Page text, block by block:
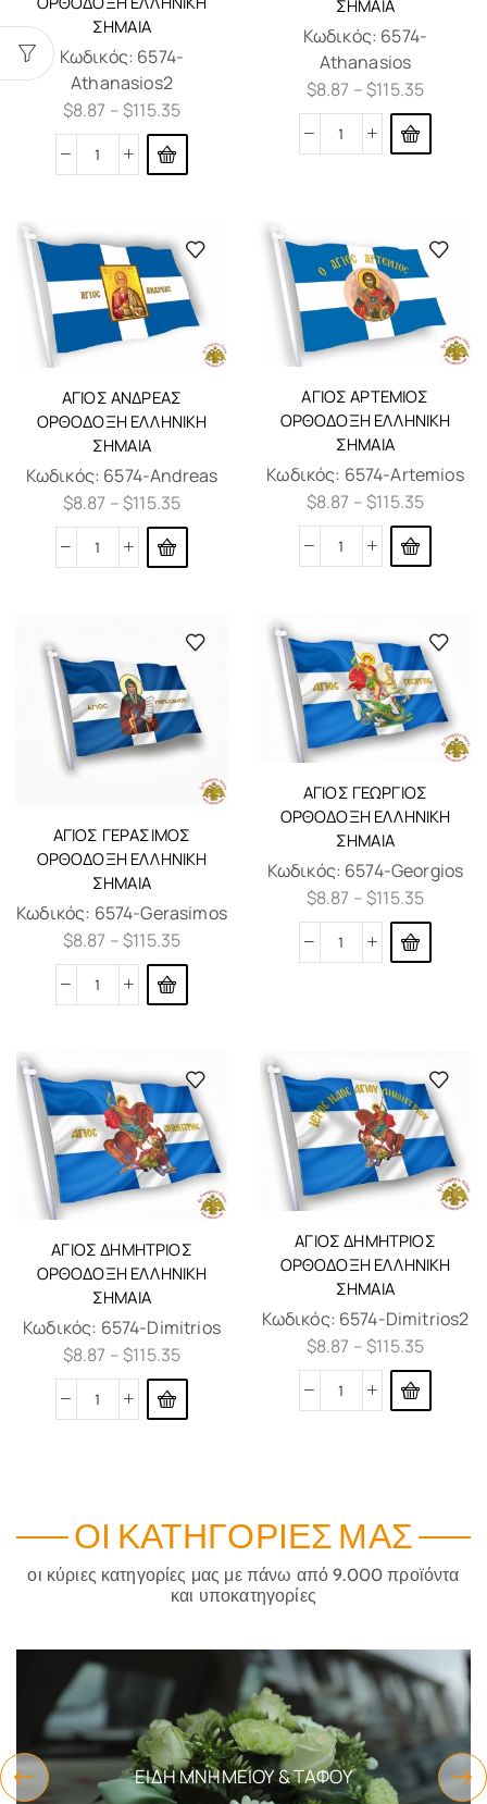
ΣΗΜΑΊΑ
Κωδικός: 6574-
Athanasios2
$8.87 –$115.35
ΣΗΜΑΊΑ
Κωδικός: 6574-
Athanasios
$8.87 –$115.35
ΆΓΙΟΣ ΑΝΔΡΈΑΣ
ΟΡΘΌΔΟΞΗ ΕΛΛΗΝΙΚΗ
ΣΗΜΑΊΑ
Κωδικός: 6574-Andreas
$8.87 –$115.35
ΆΓΙΟΣ ΑΡΤΈΜΙΟΣ
ΟΡΘΌΔΟΞΗ ΕΛΛΗΝΙΚΗ
ΣΗΜΑΊΑ
Κωδικός: 6574-Artemios
$8.87 –$115.35
ΆΓΙΟΣ ΓΕΡΆΣΙΜΟΣ
ΟΡΘΌΔΟΞΗ ΕΛΛΗΝΙΚΗ
ΣΗΜΑΊΑ
Κωδικός: 6574-Gerasimos
$8.87 –$115.35
ΆΓΙΟΣ ΓΕΏΡΓΙΟΣ
ΟΡΘΌΔΟΞΗ ΕΛΛΗΝΙΚΗ
ΣΗΜΑΊΑ
Κωδικός: 6574-Georgios
$8.87 –$115.35
ΆΓΙΟΣ ΔΗΜΉΤΡΙΟΣ
ΟΡΘΌΔΟΞΗ ΕΛΛΗΝΙΚΗ
ΣΗΜΑΊΑ
Κωδικός: 6574-Dimitrios
$8.87 –$115.35
ΆΓΙΟΣ ΔΗΜΉΤΡΙΟΣ
ΟΡΘΌΔΟΞΗ ΕΛΛΗΝΙΚΗ
ΣΗΜΑΊΑ
Κωδικός: 6574-Dimitrios2
$8.87 –$115.35
ΟΙ ΚΑΤΗΓΟΡΊΕΣ ΜΑΣ
οι κύριες κατηγορίες μας με πάνω από 9.000 προϊόντα
και υποκατηγορίες
ΕΚΚΛΗΣΙΑΣΤΙΚΆ ΕΊΔΗ